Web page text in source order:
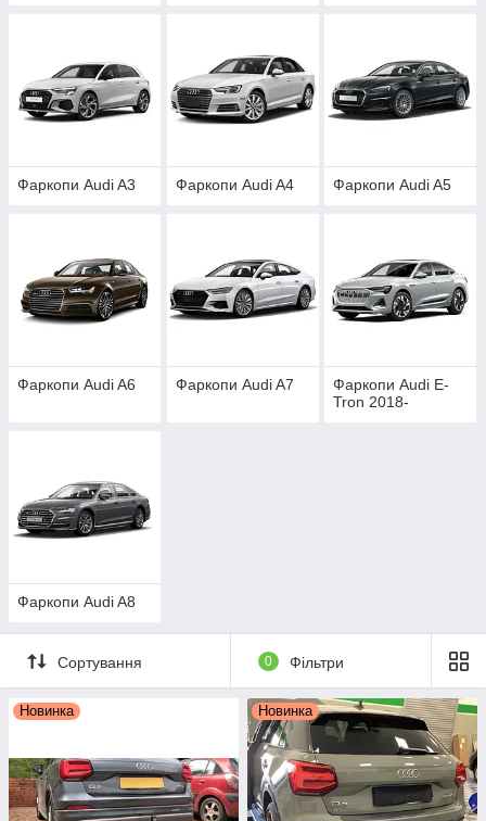
Фаркопи Audi A3 Фаркопи Audi A4 Фаркопи Audi A5
Фаркопи Audi A6 Фаркопи Audi A7
Фаркопи Audi E-
Tron 2018-
Фаркопи Audi A8
Сортування 0 Фільтри
Новинка Новинка